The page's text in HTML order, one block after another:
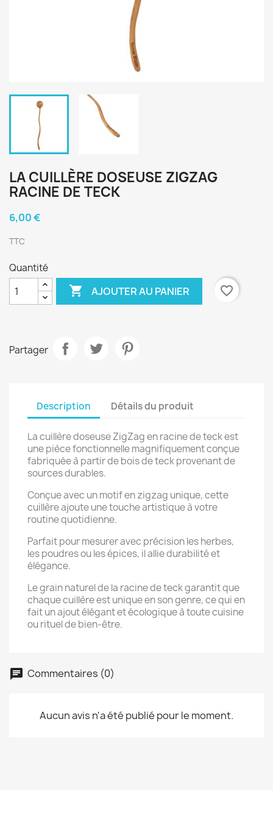
LA CUILLÈRE DOSEUSE ZIGZAG
RACINE DE TECK
6,00 €
TTC
Quantité
 AJOUTER AU PANIER favorite_border
Partager
Description Détails du produit
La cuillère doseuse ZigZag en racine de teck est
une pièce fonctionnelle magnifiquement conçue
fabriquée à partir de bois de teck provenant de
sources durables.
Conçue avec un motif en zigzag unique, cette
cuillère ajoute une touche artistique à votre
routine quotidienne.
Parfait pour mesurer avec précision les herbes,
les poudres ou les épices, il allie durabilité et
élégance.
Le grain naturel de la racine de teck garantit que
chaque cuillère est unique en son genre, ce qui en
fait un ajout élégant et écologique à toute cuisine
ou rituel de bien-être.
Commentaires (0)
Aucun avis n'a été publié pour le moment.